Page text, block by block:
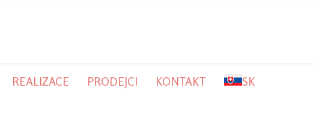
REALIZACE PRODEJCI KONTAKT SK